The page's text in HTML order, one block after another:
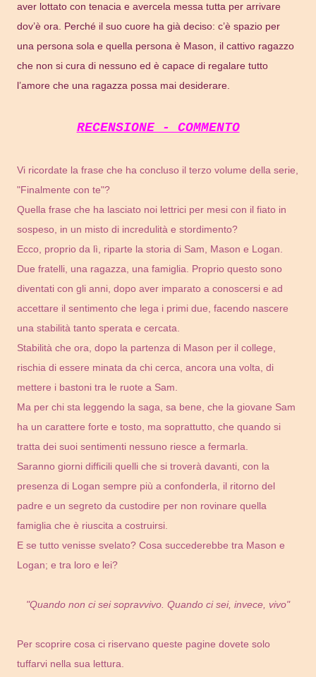
aver lottato con tenacia e avercela messa tutta per arrivare
dov’è ora. Perché il suo cuore ha già deciso: c’è spazio per
una persona sola e quella persona è Mason, il cattivo ragazzo
che non si cura di nessuno ed è capace di regalare tutto
l’amore che una ragazza possa mai desiderare.
RECENSIONE - COMMENTO
Vi ricordate la frase che ha concluso il terzo volume della serie,
"Finalmente con te"?
Quella frase che ha lasciato noi lettrici per mesi con il fiato in
sospeso, in un misto di incredulità e stordimento?
Ecco, proprio da lì, riparte la storia di Sam, Mason e Logan.
Due fratelli, una ragazza, una famiglia. Proprio questo sono
diventati con gli anni, dopo aver imparato a conoscersi e ad
accettare il sentimento che lega i primi due, facendo nascere
una stabilità tanto sperata e cercata.
Stabilità che ora, dopo la partenza di Mason per il college,
rischia di essere minata da chi cerca, ancora una volta, di
mettere i bastoni tra le ruote a Sam.
Ma per chi sta leggendo la saga, sa bene, che la giovane Sam
ha un carattere forte e tosto, ma soprattutto, che quando si
tratta dei suoi sentimenti nessuno riesce a fermarla.
Saranno giorni difficili quelli che si troverà davanti, con la
presenza di Logan sempre più a confonderla, il ritorno del
padre e un segreto da custodire per non rovinare quella
famiglia che è riuscita a costruirsi.
E se tutto venisse svelato? Cosa succederebbe tra Mason e
Logan; e tra loro e lei?
"Quando non ci sei sopravvivo. Quando ci sei, invece, vivo"
Per scoprire cosa ci riservano queste pagine dovete solo
tuffarvi nella sua lettura.